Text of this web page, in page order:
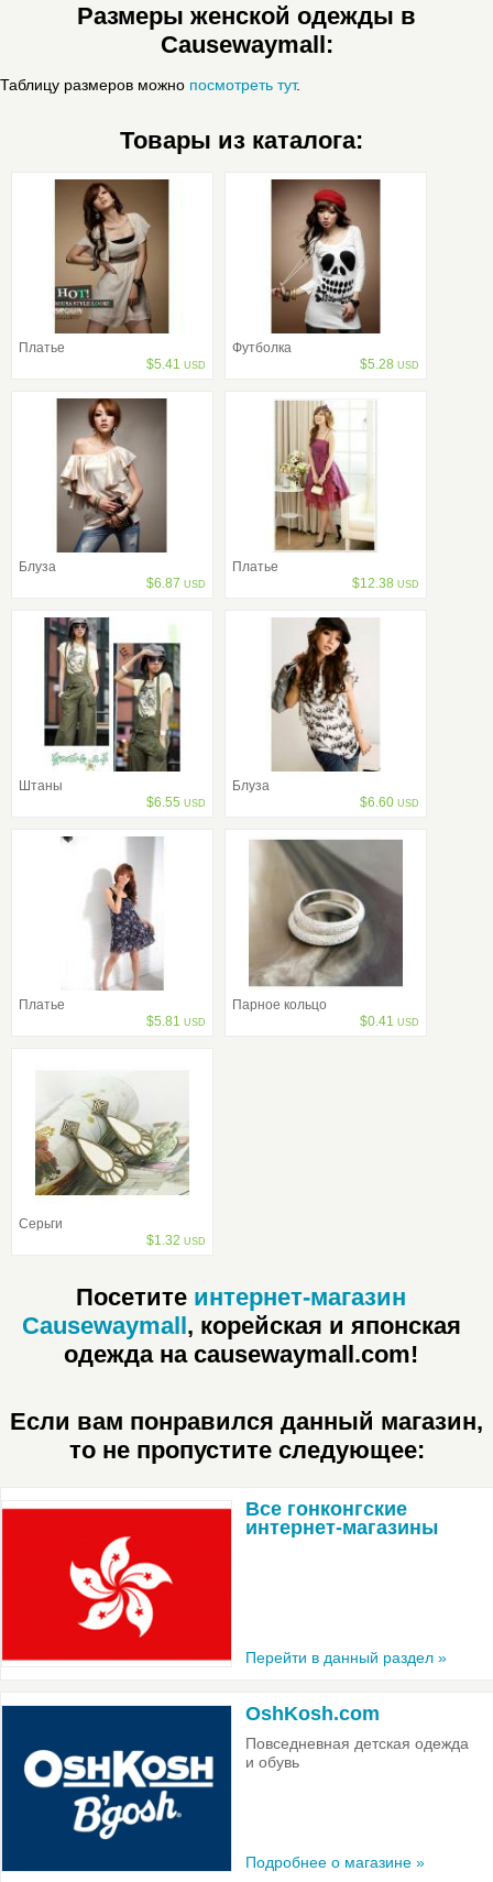
Размеры женской одежды в
Causewaymall:
Таблицу размеров можно посмотреть тут.
Товары из каталога:
Платье
$5.41 USD
Футболка
$5.28 USD
Блуза
$6.87 USD
Платье
$12.38 USD
Штаны
$6.55 USD
Блуза
$6.60 USD
Платье
$5.81 USD
Парное кольцо
$0.41 USD
Серьги
$1.32 USD
Посетите интернет-магазин
Causewaymall, корейская и японская
одежда на causewaymall.com!
Если вам понравился данный магазин,
то не пропустите следующее:
Все гонконгские
интернет-магазины
Перейти в данный раздел »
OshKosh.com
Повседневная детская одежда
и обувь
Подробнее о магазине »